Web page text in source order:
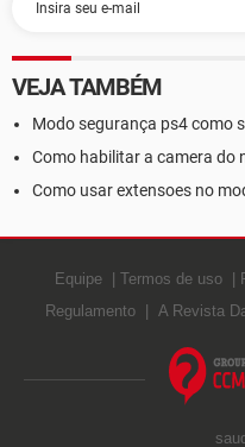
VEJA TAMBÉM
Modo segurança ps4 como
Como habilitar a camera do
Como usar extensoes no
Equipe Termos de uso
Regulamento
A Revista